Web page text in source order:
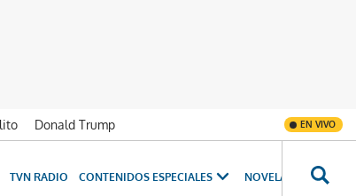
Donald Trump EN VIVO
TVN RADIO CONTENIDOS ESPECIALES NOVELAS